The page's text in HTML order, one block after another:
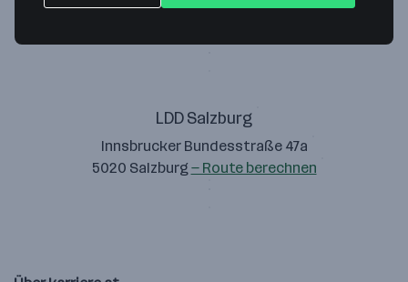
Gewerbegebiet Süd 1
LDD Salzburg
Innsbrucker Bundesstraße 47a
5020 Salzburg — Route berechnen